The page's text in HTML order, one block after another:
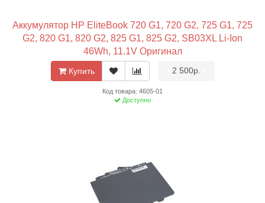
Аккумулятор HP EliteBook 720 G1, 720 G2, 725 G1, 725
G2, 820 G1, 820 G2, 825 G1, 825 G2, SB03XL Li-Ion
46Wh, 11.1V Оригинал
Купить 2 500р.
Код товара: 4605-01
Доступно